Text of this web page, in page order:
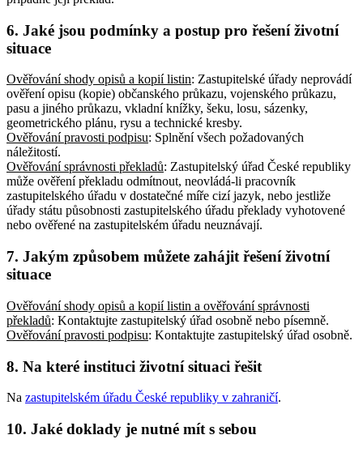
6. Jaké jsou podmínky a postup pro řešení životní
situace
Ověřování shody opisů a kopií listin: Zastupitelské úřady neprovádí
ověření opisu (kopie) občanského průkazu, vojenského průkazu,
pasu a jiného průkazu, vkladní knížky, šeku, losu, sázenky,
geometrického plánu, rysu a technické kresby.
Ověřování pravosti podpisu: Splnění všech požadovaných
náležitostí.
Ověřování správnosti překladů: Zastupitelský úřad České republiky
může ověření překladu odmítnout, neovládá-li pracovník
zastupitelského úřadu v dostatečné míře cizí jazyk, nebo jestliže
úřady státu působnosti zastupitelského úřadu překlady vyhotovené
nebo ověřené na zastupitelském úřadu neuznávají.
7. Jakým způsobem můžete zahájit řešení životní
situace
Ověřování shody opisů a kopií listin a ověřování správnosti
překladů: Kontaktujte zastupitelský úřad osobně nebo písemně.
Ověřování pravosti podpisu: Kontaktujte zastupitelský úřad osobně.
8. Na které instituci životní situaci řešit
Na zastupitelském úřadu České republiky v zahraničí.
10. Jaké doklady je nutné mít s sebou